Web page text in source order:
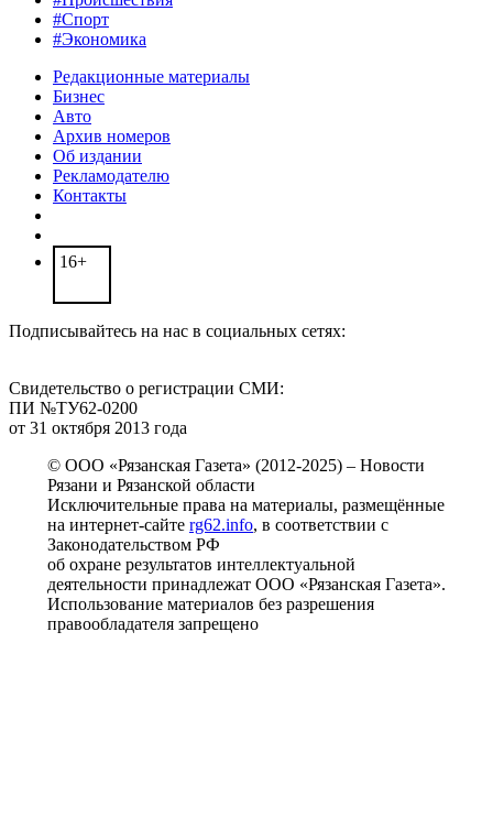
#Спорт
#Экономика
Редакционные материалы
Бизнес
Авто
Архив номеров
Об издании
Рекламодателю
Контакты
16+
Подписывайтесь на нас в социальных сетях:
Свидетельство о регистрации СМИ:
ПИ №ТУ62-0200
от 31 октября 2013 года
© ООО «Рязанская Газета» (2012-2025) – Новости
Рязани и Рязанской области
Исключительные права на материалы, размещённые
на интернет-сайте rg62.info, в соответствии с
Законодательством РФ
об охране результатов интеллектуальной
деятельности принадлежат ООО «Рязанская Газета».
Использование материалов без разрешения
правообладателя запрещено